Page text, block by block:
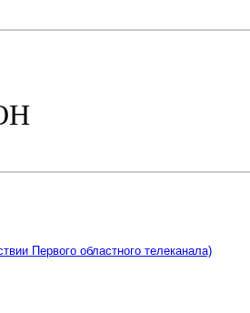
Первого областного телеканала)